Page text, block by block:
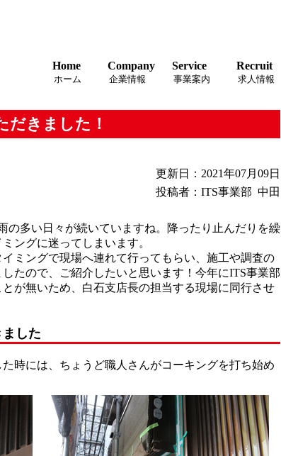
Home
ホーム
Company
企業情報
Service
事業案内
Recruit
求人情報
だきました！
更新日：2021年07月09日
投稿者：ITS事業部 中田
多い日々が続いていますね。降ったり止んだりを繰
ングに迷ってしまいます。
ミングで現場へ連れて行ってもらい、施工や調査の
たので、ご紹介したいと思います！今年にITS事業部
が無いため、白石支店長の担当する現場に同行させ
した
時には、ちょうど職人さんがコーキングを打ち始め